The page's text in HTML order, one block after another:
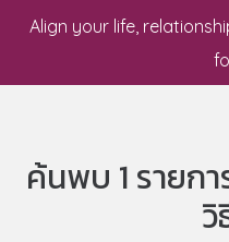
Align your life,
ค้นพบ 1 รายก